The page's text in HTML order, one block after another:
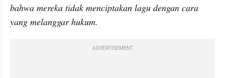
bahwa mereka tidak menciptakan lagu dengan cara
yang melanggar hukum.
ADVERTISEMENT